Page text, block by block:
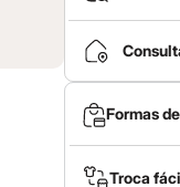
Formas
Troca